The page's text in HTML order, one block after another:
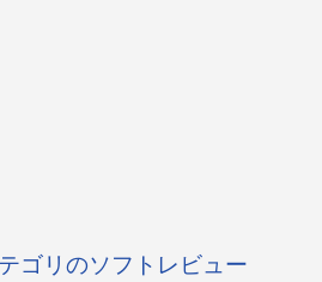
ゴリのソフトレビュー